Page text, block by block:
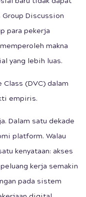
Discussion
para pekerja
makna
yang lebih luas.
(DVC) dalam
empiris.
Dalam satu dekade
platform. Walau
kenyataan: akses
kerja semakin
pada sistem